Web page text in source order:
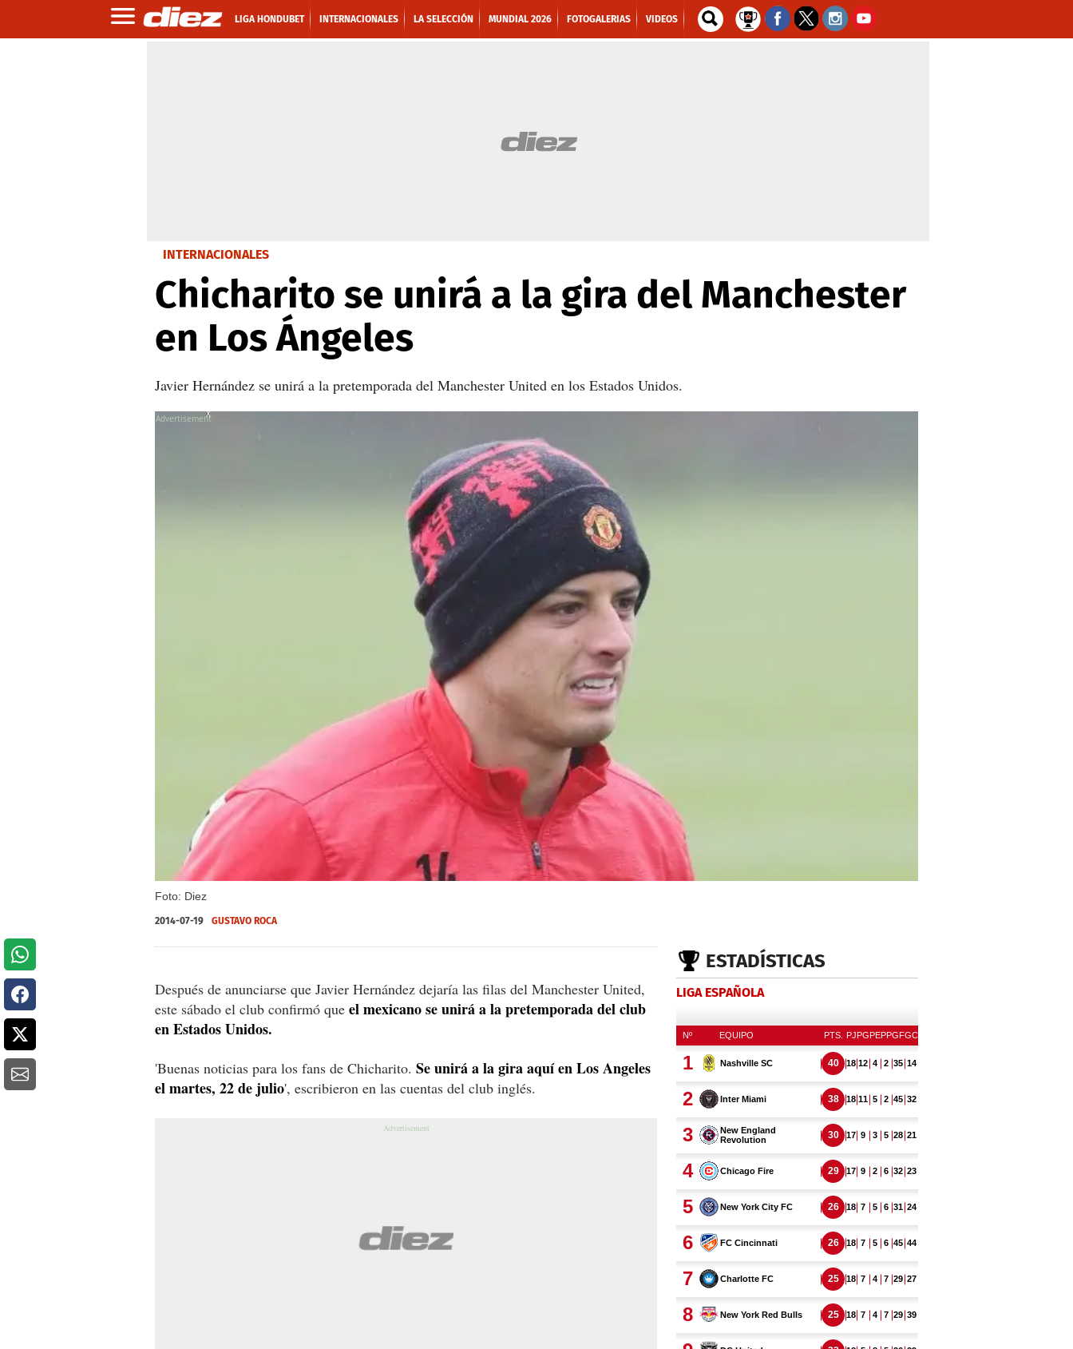
LIGA HONDUBET INTERNACIONALES LA SELECCIÓN MUNDIAL 2026 FOTOGALERIAS VIDEOS
INTERNACIONALES
Chicharito se unirá a la gira del Manchester
en Los Ángeles
Javier Hernández se unirá a la pretemporada del Manchester United en los Estados Unidos.
Foto: Diez
X
2014-07-19 GUSTAVO ROCA
Después de anunciarse que Javier Hernández dejaría las filas del Manchester United,
este sábado el club confirmó que el mexicano se unirá a la pretemporada del club
en Estados Unidos.
'Buenas noticias para los fans de Chicharito. Se unirá a la gira aquí en Los Angeles
el martes, 22 de julio', escribieron en las cuentas del club inglés.
ESTADÍSTICAS
LIGA ESPAÑOLA